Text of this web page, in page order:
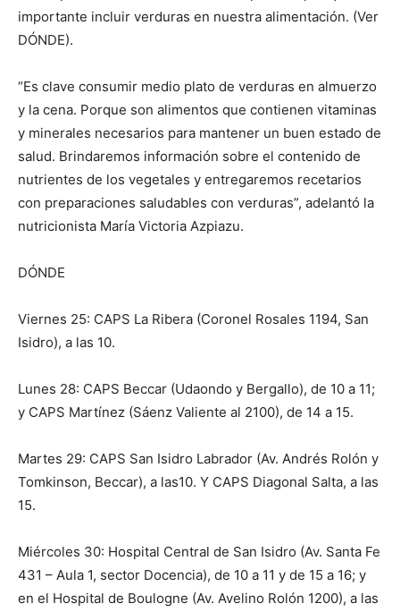
importante incluir verduras en nuestra alimentación. (Ver
DÓNDE).
“Es clave consumir medio plato de verduras en almuerzo
y la cena. Porque son alimentos que contienen vitaminas
y minerales necesarios para mantener un buen estado de
salud. Brindaremos información sobre el contenido de
nutrientes de los vegetales y entregaremos recetarios
con preparaciones saludables con verduras”, adelantó la
nutricionista María Victoria Azpiazu.
DÓNDE
Viernes 25: CAPS La Ribera (Coronel Rosales 1194, San
Isidro), a las 10.
Lunes 28: CAPS Beccar (Udaondo y Bergallo), de 10 a 11;
y CAPS Martínez (Sáenz Valiente al 2100), de 14 a 15.
Martes 29: CAPS San Isidro Labrador (Av. Andrés Rolón y
Tomkinson, Beccar), a las10. Y CAPS Diagonal Salta, a las
15.
Miércoles 30: Hospital Central de San Isidro (Av. Santa Fe
431 – Aula 1, sector Docencia), de 10 a 11 y de 15 a 16; y
en el Hospital de Boulogne (Av. Avelino Rolón 1200), a las